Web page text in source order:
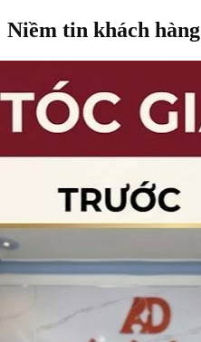
Niềm tin khách hàng